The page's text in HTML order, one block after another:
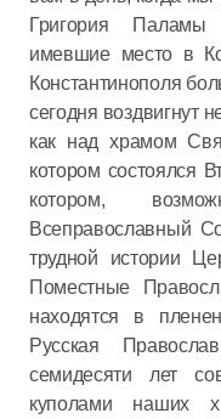
Григория
имевшие место в
Константинополя
сегодня воздвигнут
как над храмом
котором состоялся
котором,
Всеправославный
трудной истории
Поместные
находятся в
Русская
семидесяти лет
куполами наших